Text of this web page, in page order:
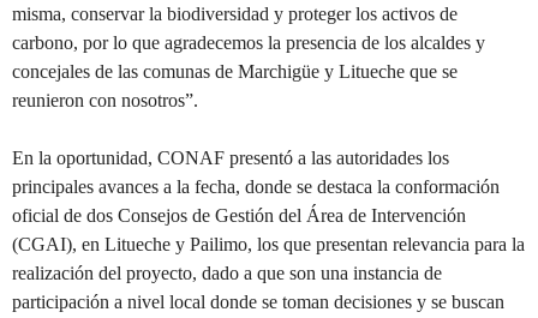
misma, conservar la biodiversidad y proteger los activos de
carbono, por lo que agradecemos la presencia de los alcaldes y
concejales de las comunas de Marchigüe y Litueche que se
reunieron con nosotros”.
En la oportunidad, CONAF presentó a las autoridades los
principales avances a la fecha, donde se destaca la conformación
oficial de dos Consejos de Gestión del Área de Intervención
(CGAI), en Litueche y Pailimo, los que presentan relevancia para la
realización del proyecto, dado a que son una instancia de
participación a nivel local donde se toman decisiones y se buscan